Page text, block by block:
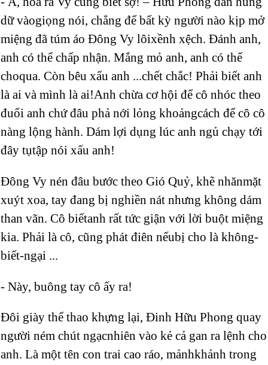
dữ vàogiọng nói, chẳng để bất kỳ người nào kịp mở
miệng đã túm áo Đông Vy lôixềnh xệch. Đánh anh,
anh có thể chấp nhận. Mắng mỏ anh, anh có thể
choqua. Còn bêu xấu anh ...chết chắc! Phải biết anh
là ai và mình là ai!Anh chừa cơ hội để cô nhóc theo
đuổi anh chứ đâu phả nới lỏng khoảngcách để cô cô
nàng lộng hành. Dám lợi dụng lúc anh ngủ chạy tới
đây tụtập nói xấu anh!
Đông Vy nén đâu bước theo Gió Quỷ, khẽ nhănmặt
xuýt xoa, tay đang bị nghiền nát nhưng không dám
than vãn. Cô biếtanh rất tức giận với lời buột miệng
kia. Phải là cô, cũng phát điên nếubị cho là không-
biết-ngại ...
- Này, buông tay cô ấy ra!
Đôi giày thể thao khựng lại, Đinh Hữu Phong quay
người ném chút ngạcnhiên vào kẻ cả gan ra lệnh cho
anh. Là một tên con trai cao ráo, mảnhkhảnh trong